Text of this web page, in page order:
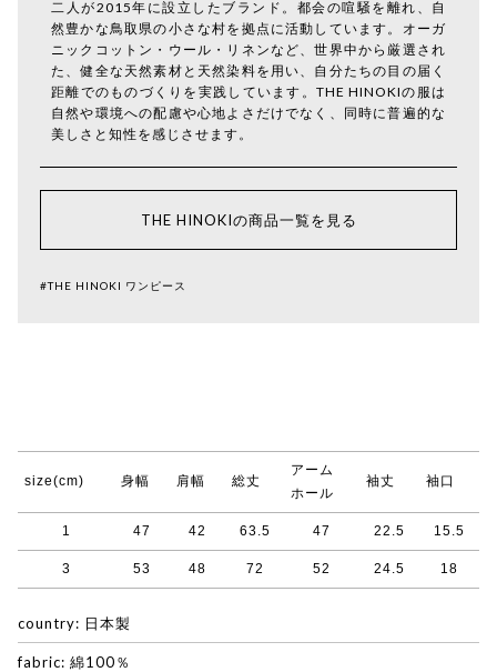
二人が2015年に設立したブランド。都会の喧騒を離れ、自
然豊かな鳥取県の小さな村を拠点に活動しています。オーガ
ニックコットン・ウール・リネンなど、世界中から厳選され
た、健全な天然素材と天然染料を用い、自分たちの目の届く
距離でのものづくりを実践しています。THE HINOKIの服は
自然や環境への配慮や心地よさだけでなく、同時に普遍的な
美しさと知性を感じさせます。
THE HINOKIの商品一覧を見る
#THE HINOKI ワンピース
size(cm) 身幅 肩幅 総丈
アーム
ホール
袖丈 袖口
1 47 42 63.5 47 22.5 15.5
3 53 48 72 52 24.5 18
country: 日本製
fabric: 綿100％